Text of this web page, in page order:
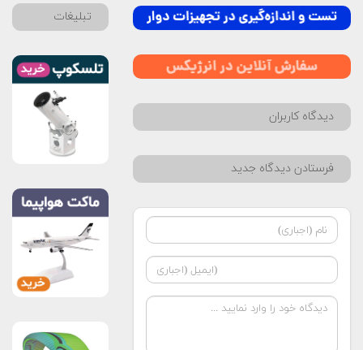
دیدگاه کاربران
فرستادن دیدگاه جدید
تبلیغات